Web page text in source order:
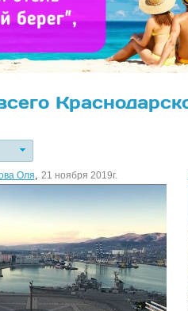
Оля, 21 ноября 2019г.